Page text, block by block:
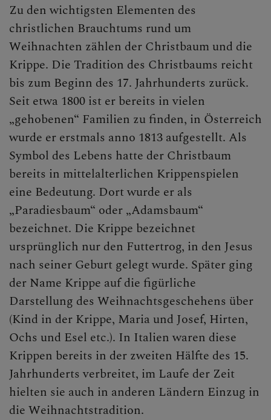
Zu den wichtigsten Elementen des
christlichen Brauchtums rund um
Weihnachten zählen der Christbaum und die
Krippe. Die Tradition des Christbaums reicht
bis zum Beginn des 17. Jahrhunderts zurück.
Seit etwa 1800 ist er bereits in vielen
„gehobenen“ Familien zu finden, in Österreich
wurde er erstmals anno 1813 aufgestellt. Als
Symbol des Lebens hatte der Christbaum
bereits in mittelalterlichen Krippenspielen
eine Bedeutung. Dort wurde er als
„Paradiesbaum“ oder „Adamsbaum“
bezeichnet. Die Krippe bezeichnet
ursprünglich nur den Futtertrog, in den Jesus
nach seiner Geburt gelegt wurde. Später ging
der Name Krippe auf die figürliche
Darstellung des Weihnachtsgeschehens über
(Kind in der Krippe, Maria und Josef, Hirten,
Ochs und Esel etc.). In Italien waren diese
Krippen bereits in der zweiten Hälfte des 15.
Jahrhunderts verbreitet, im Laufe der Zeit
hielten sie auch in anderen Ländern Einzug in
die Weihnachtstradition.